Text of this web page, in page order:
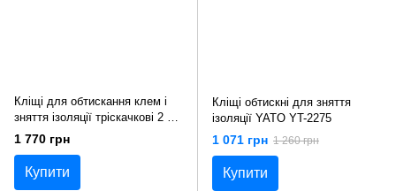
Кліщі для обтискання клем і
зняття ізоляції тріскачкові 2 в 1
Toptul DKCA2222
1 770 грн
Купити
Кліщі обтискні для зняття
ізоляції YATO YT-2275
1 071 грн 1 260 грн
Купити